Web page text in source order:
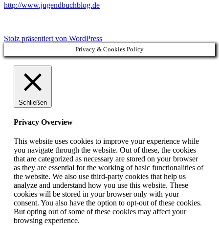
http://www.jugendbuchblog.de
Stolz präsentiert von WordPress
Privacy & Cookies Policy
Schließen
Privacy Overview
This website uses cookies to improve your experience while
you navigate through the website. Out of these, the cookies
that are categorized as necessary are stored on your browser
as they are essential for the working of basic functionalities of
the website. We also use third-party cookies that help us
analyze and understand how you use this website. These
cookies will be stored in your browser only with your
consent. You also have the option to opt-out of these cookies.
But opting out of some of these cookies may affect your
browsing experience.